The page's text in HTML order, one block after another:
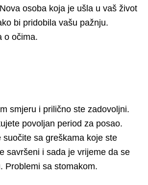
osoba koja je ušla u vaš život
bi pridobila vašu pažnju.
o očima.
smjeru i prilično ste zadovoljni.
povoljan period za posao.
suočite sa greškama koje ste
savršeni i sada je vrijeme da se
Problemi sa stomakom.